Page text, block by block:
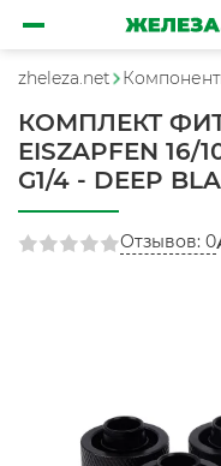
zheleza.net
КОМПЛЕКТ
EISZAPFEN 16/
G1/4 - DEEP
Отзывов: 0